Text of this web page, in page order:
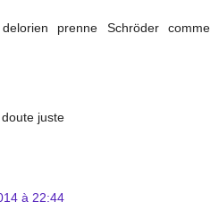
prenne Schröder comme
juste
à 22:44